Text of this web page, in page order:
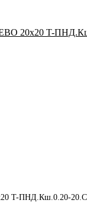
T-ПНД.Кш.0.20-